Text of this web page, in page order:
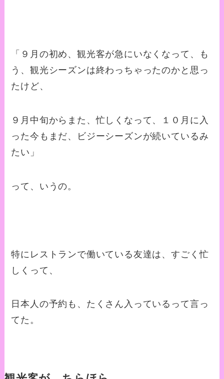
「９月の初め、観光客が急にいなくなって、も
う、観光シーズンは終わっちゃったのかと思っ
たけど、
９月中旬からまた、忙しくなって、１０月に入
った今もまだ、ビジーシーズンが続いているみ
たい」
って、いうの。
特にレストランで働いている友達は、すごく忙
しくって、
日本人の予約も、たくさん入っているって言っ
てた。